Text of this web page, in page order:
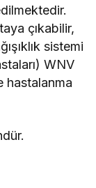
çıkabilir,
sistemi
WNV
hastalanma